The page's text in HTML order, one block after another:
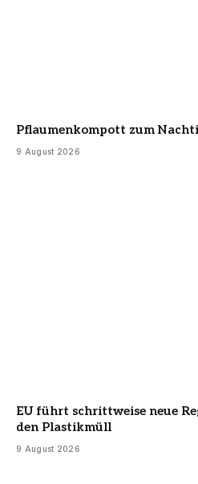
Pflaumenkompott zum
9 August 2026
EU führt schrittweise neue
den Plastikmüll
9 August 2026